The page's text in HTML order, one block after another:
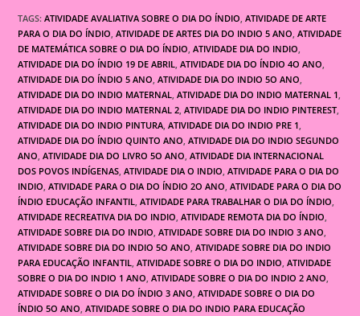
TAGS:ATIVIDADE AVALIATIVA SOBRE O DIA DO ÍNDIO, ATIVIDADE DE ARTE
PARA O DIA DO ÍNDIO, ATIVIDADE DE ARTES DIA DO INDIO 5 ANO, ATIVIDADE
DE MATEMÁTICA SOBRE O DIA DO ÍNDIO, ATIVIDADE DIA DO INDIO,
ATIVIDADE DIA DO ÍNDIO 19 DE ABRIL, ATIVIDADE DIA DO ÍNDIO 4O ANO,
ATIVIDADE DIA DO ÍNDIO 5 ANO, ATIVIDADE DIA DO INDIO 5O ANO,
ATIVIDADE DIA DO INDIO MATERNAL, ATIVIDADE DIA DO INDIO MATERNAL 1,
ATIVIDADE DIA DO INDIO MATERNAL 2, ATIVIDADE DIA DO INDIO PINTEREST,
ATIVIDADE DIA DO INDIO PINTURA, ATIVIDADE DIA DO INDIO PRE 1,
ATIVIDADE DIA DO ÍNDIO QUINTO ANO, ATIVIDADE DIA DO INDIO SEGUNDO
ANO, ATIVIDADE DIA DO LIVRO 5O ANO, ATIVIDADE DIA INTERNACIONAL
DOS POVOS INDÍGENAS, ATIVIDADE DIA O INDIO, ATIVIDADE PARA O DIA DO
INDIO, ATIVIDADE PARA O DIA DO ÍNDIO 2O ANO, ATIVIDADE PARA O DIA DO
ÍNDIO EDUCAÇÃO INFANTIL, ATIVIDADE PARA TRABALHAR O DIA DO ÍNDIO,
ATIVIDADE RECREATIVA DIA DO INDIO, ATIVIDADE REMOTA DIA DO ÍNDIO,
ATIVIDADE SOBRE DIA DO INDIO, ATIVIDADE SOBRE DIA DO INDIO 3 ANO,
ATIVIDADE SOBRE DIA DO INDIO 5O ANO, ATIVIDADE SOBRE DIA DO INDIO
PARA EDUCAÇÃO INFANTIL, ATIVIDADE SOBRE O DIA DO INDIO, ATIVIDADE
SOBRE O DIA DO INDIO 1 ANO, ATIVIDADE SOBRE O DIA DO INDIO 2 ANO,
ATIVIDADE SOBRE O DIA DO ÍNDIO 3 ANO, ATIVIDADE SOBRE O DIA DO
ÍNDIO 5O ANO, ATIVIDADE SOBRE O DIA DO INDIO PARA EDUCAÇÃO